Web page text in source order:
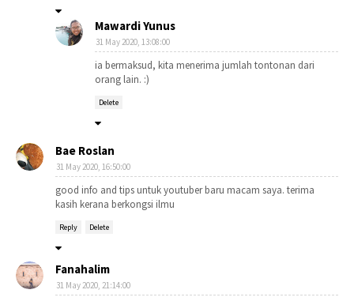
Mawardi Yunus
31 May 2020, 13:08:00
ia bermaksud, kita menerima jumlah tontonan dari
orang lain. :)
Delete
Bae Roslan
31 May 2020, 16:50:00
good info and tips untuk youtuber baru macam saya. terima
kasih kerana berkongsi ilmu
Reply Delete
Fanahalim
31 May 2020, 21:14:00